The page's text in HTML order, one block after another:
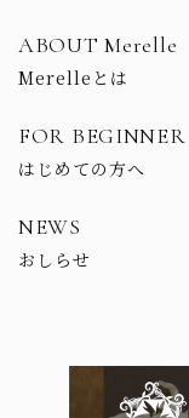
ABOUT Merelle
Merelleとは
FOR BEGINNER
はじめての方へ
NEWS
おしらせ